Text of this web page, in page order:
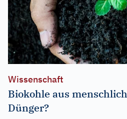
Wissenschaft
Biokohle aus
Dünger?